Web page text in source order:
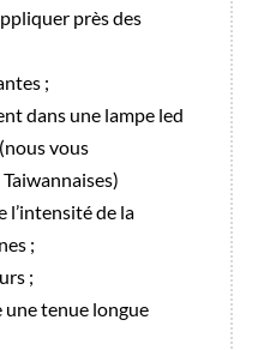
près des
;
dans une lampe led
vous
l’intensité de la
;
;
une tenue longue